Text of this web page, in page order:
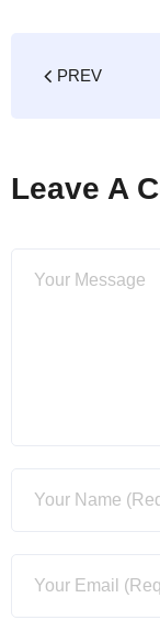
PREV
Leave A